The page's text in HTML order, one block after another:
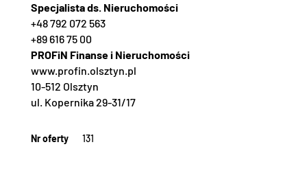
Specjalista ds. Nieruchomości
+48 792 072 563
+89 616 75 00
PROFiN Finanse i Nieruchomości
www.profin.olsztyn.pl
10-512 Olsztyn
ul. Kopernika 29-31/17
Nr oferty 131